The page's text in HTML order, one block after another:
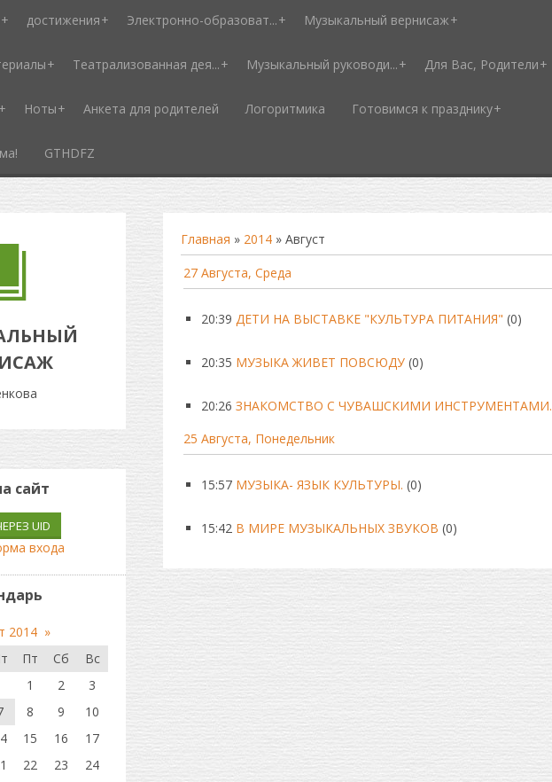
достижения Электронно-образоват... Музыкальный вернисаж
Театрализованная дея... Музыкальный руководи... Для Вас, Родители
Ноты Анкета для родителей Логоритмика Готовимся к празднику
GTHDFZ
Главная » 2014 » Август
27 Августа, Среда
20:39 ДЕТИ НА ВЫСТАВКЕ "КУЛЬТУРА ПИТАНИЯ" (0)
20:35 МУЗЫКА ЖИВЕТ ПОВСЮДУ (0)
20:26 ЗНАКОМСТВО С ЧУВАШСКИМИ ИНСТРУМЕНТАМИ.
25 Августа, Понедельник
15:57 МУЗЫКА- ЯЗЫК КУЛЬТУРЫ. (0)
15:42 В МИРЕ МУЗЫКАЛЬНЫХ ЗВУКОВ (0)
сайт
UID
входа
2014 »
Пт Сб
Вс
1
2
3
8 9
10
15 16
17
22 23
24